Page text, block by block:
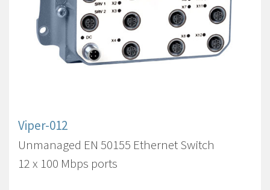
Viper-012
Unmanaged EN 50155 Ethernet Switch
12 x 100 Mbps ports